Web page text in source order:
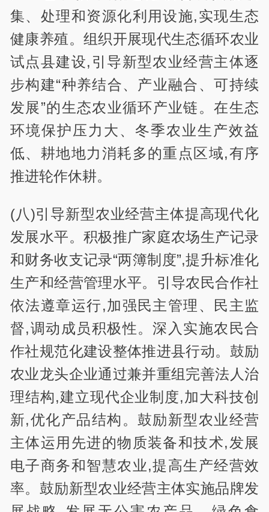
集、处理和资源化利用设施,实现生态
健康养殖。组织开展现代生态循环农业
试点县建设,引导新型农业经营主体逐
步构建“种养结合、产业融合、可持续
发展”的生态农业循环产业链。在生态
环境保护压力大、冬季农业生产效益
低、耕地地力消耗多的重点区域,有序
推进轮作休耕。
(八)引导新型农业经营主体提高现代化
发展水平。积极推广家庭农场生产记录
和财务收支记录“两簿制度”,提升标准化
生产和经营管理水平。引导农民合作社
依法遵章运行,加强民主管理、民主监
督,调动成员积极性。深入实施农民合
作社规范化建设整体推进县行动。鼓励
农业龙头企业通过兼并重组完善法人治
理结构,建立现代企业制度,加大科技创
新,优化产品结构。鼓励新型农业经营
主体运用先进的物质装备和技术,发展
电子商务和智慧农业,提高生产经营效
率。鼓励新型农业经营主体实施品牌发